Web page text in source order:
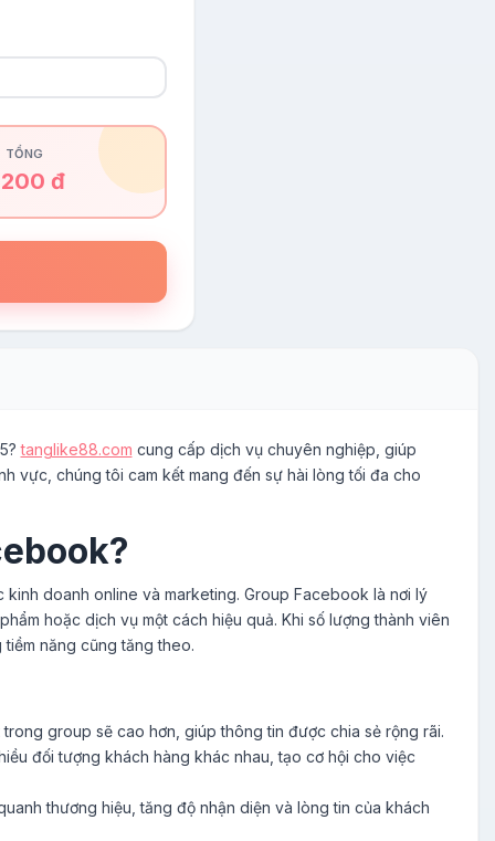
TỔNG
đ
tanglike88.com cung cấp dịch vụ chuyên nghiệp, giúp
vực, chúng tôi cam kết mang đến sự hài lòng tối đa cho
doanh online và marketing. Group Facebook là nơi lý
hoặc dịch vụ một cách hiệu quả. Khi số lượng thành viên
năng cũng tăng theo.
group sẽ cao hơn, giúp thông tin được chia sẻ rộng rãi.
đối tượng khách hàng khác nhau, tạo cơ hội cho việc
thương hiệu, tăng độ nhận diện và lòng tin của khách